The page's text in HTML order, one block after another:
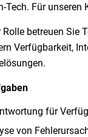
Tech. Für unseren
Rolle betreuen Sie
Verfügbarkeit,
für
von